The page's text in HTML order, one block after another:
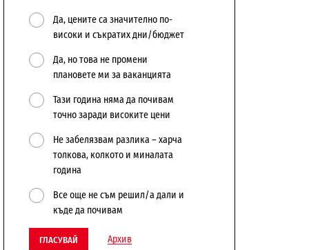
Да, цените са значително по-
високи и съкратих дни/бюджет
Да, но това не промени
плановете ми за ваканцията
Тази година няма да почивам
точно заради високите цени
Не забелязвам разлика – харча
толкова, колкото и миналата
година
Все още не съм решил/а дали и
къде да почивам
ГЛАСУВАЙ Архив